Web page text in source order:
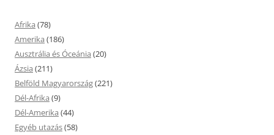
Afrika (78)
Amerika (186)
Ausztrália és Óceánia (20)
Ázsia (211)
Belföld Magyarország(221)
Dél-Afrika (9)
Dél-Amerika (44)
Egyéb utazás(58)